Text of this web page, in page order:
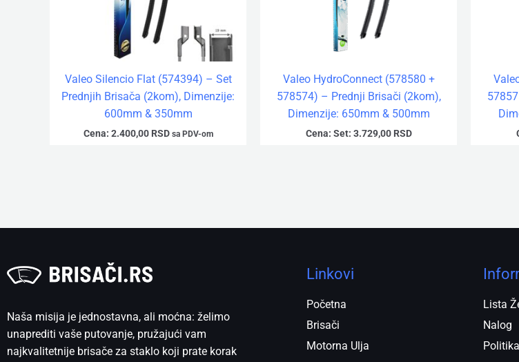
Valeo Silencio Flat (574394) – Set
Prednjih Brisača (2kom), Dimenzije:
600mm & 350mm
Cena: 2.400,00 RSD sa PDV-om
Valeo HydroConnect (578580 +
578574) – Prednji Brisači (2kom),
Dimenzije: 650mm & 500mm
Cena: Set: 3.729,00 RSD
Naša misija je jednostavna, ali moćna: želimo
unaprediti vaše putovanje, pružajući vam
najkvalitetnije brisače za staklo koji prate korak
Linkovi
Početna
Brisači
Motorna Ulja
Lista
Nalog